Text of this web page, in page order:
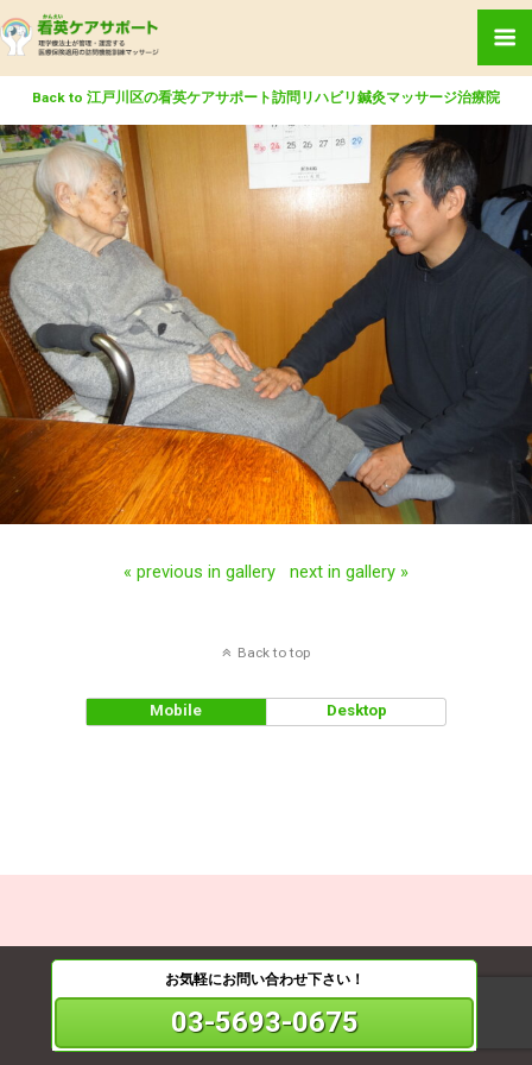
Back to 江戸川区の看英ケアサポート訪問リハビリ鍼灸マッサージ治療院
« previous in gallery next in gallery »
Back to top
Mobile Desktop
お気軽にお問い合わせ下さい！
03-5693-0675